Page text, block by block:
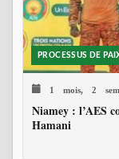
PROCESSUS DE
1 mois, 2
Niamey : l’AES
Hamani